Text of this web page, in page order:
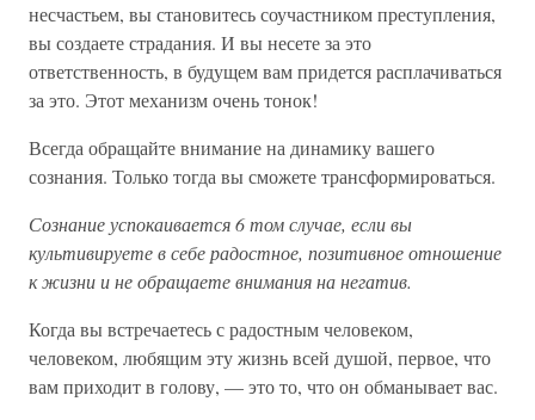
несчастьем, вы становитесь соучастником преступления,
вы создаете страдания. И вы несете за это
ответственность, в будущем вам придется расплачиваться
за это. Этот механизм очень тонок!
Всегда обращайте внимание на динамику вашего
сознания. Только тогда вы сможете трансформироваться.
Сознание успокаивается 6 том случае, если вы
культивируете в себе радостное, позитивное отношение
к жизни и не обращаете внимания на негатив.
Когда вы встречаетесь с радостным человеком,
человеком, любящим эту жизнь всей душой, первое, что
вам приходит в голову, — это то, что он обманывает вас.